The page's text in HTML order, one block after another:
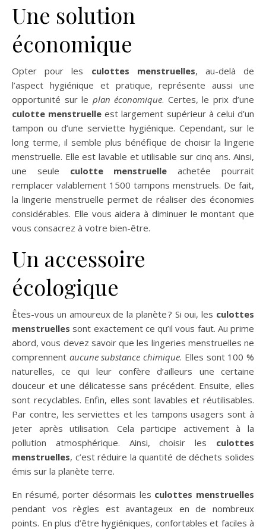
Une solution
économique
Opter pour les culottes menstruelles, au-delà de
l’aspect hygiénique et pratique, représente aussi une
opportunité sur le plan économique. Certes, le prix d’une
culotte menstruelle est largement supérieur à celui d’un
tampon ou d’une serviette hygiénique. Cependant, sur le
long terme, il semble plus bénéfique de choisir la lingerie
menstruelle. Elle est lavable et utilisable sur cinq ans. Ainsi,
une seule culotte menstruelle achetée pourrait
remplacer valablement 1500 tampons menstruels. De fait,
la lingerie menstruelle permet de réaliser des économies
considérables. Elle vous aidera à diminuer le montant que
vous consacrez à votre bien-être.
Un accessoire
écologique
Êtes-vous un amoureux de la planète ? Si oui, les culottes
menstruelles sont exactement ce qu’il vous faut. Au prime
abord, vous devez savoir que les lingeries menstruelles ne
comprennent aucune substance chimique. Elles sont 100 %
naturelles, ce qui leur confère d’ailleurs une certaine
douceur et une délicatesse sans précédent. Ensuite, elles
sont recyclables. Enfin, elles sont lavables et réutilisables.
Par contre, les serviettes et les tampons usagers sont à
jeter après utilisation. Cela participe activement à la
pollution atmosphérique. Ainsi, choisir les culottes
menstruelles, c’est réduire la quantité de déchets solides
émis sur la planète terre.
En résumé, porter désormais les culottes menstruelles
pendant vos règles est avantageux en de nombreux
points. En plus d’être hygiéniques, confortables et faciles à